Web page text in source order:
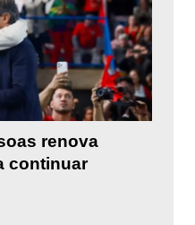
renova
continuar